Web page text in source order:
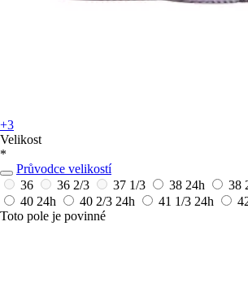
+3
Velikost
*
Průvodce velikostí
36
36 2/3 37 1/3 38 24h 38
40 24h 40 2/3 24h 41 1/3 24h
Toto pole je povinné